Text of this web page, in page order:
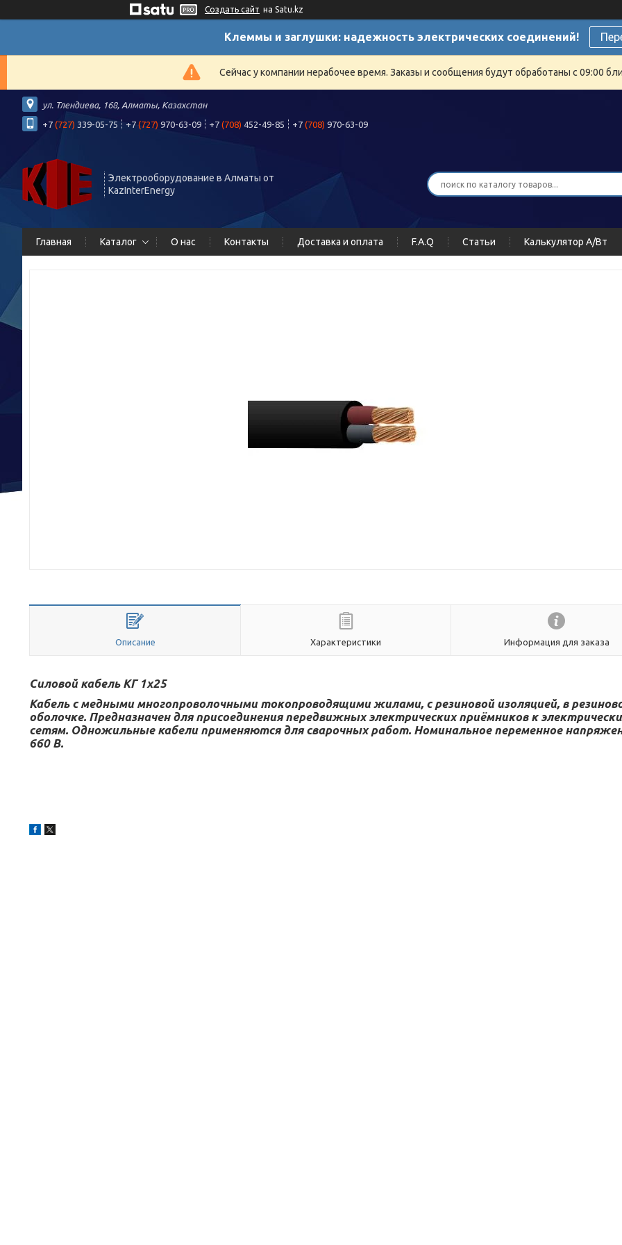
Создать сайт на Satu.kz
Клеммы и заглушки: надежность электрических соединений!
Сейчас у компании нерабочее время. Заказы и сообщения будут обработаны с 09:00
ул. Тлендиева, 168, Алматы, Казахстан
+7 (727) 339-05-75 +7 (727) 970-63-09 +7 (708) 452-49-85 +7 (708) 970-63-09
Электрооборудование в Алматы от
KazInterEnergy
Главная Каталог О нас Контакты Доставка и оплата F.A.Q Статьи Калькулятор А/Вт
Описание Характеристики Информация для заказа
Силовой кабель КГ 1х25
Кабель с медными многопроволочными токопроводящими жилами, с резиновой изоляцией, в
оболочке. Предназначен для присоединения передвижных электрических приёмников к
сетям. Одножильные кабели применяются для сварочных работ. Номинальное переменное
660 В.